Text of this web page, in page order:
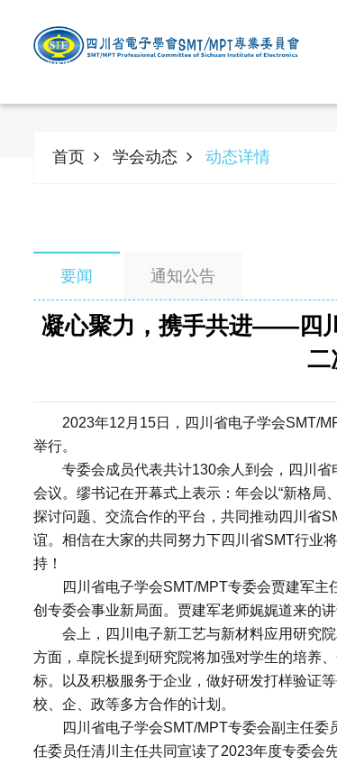
首页 学会动态 动态详情
要闻 通知公告
凝心聚力，携手共进——四
二
2023年12月15日，四川省电子学会SMT/
举行。
专委会成员代表共计130余人到会，四川
会议。缪书记在开幕式上表示：年会以“新格局
探讨问题、交流合作的平台，共同推动四川省
谊。相信在大家的共同努力下四川省SMT行业
持！
四川省电子学会SMT/MPT专委会贾建军
创专委会事业新局面。贾建军老师娓娓道来的
会上，四川电子新工艺与新材料应用研究
方面，卓院长提到研究院将加强对学生的培养
标。以及积极服务于企业，做好研发打样验证
校、企、政等多方合作的计划。
四川省电子学会SMT/MPT专委会副主任
任委员任清川主任共同宣读了2023年度专委会